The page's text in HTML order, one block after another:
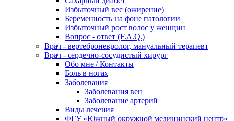
Избыточный вес (ожирение)
Беременность на фоне патологии
Избыточный рост волос у женщин
Вопрос - ответ (F.A.Q.)
Врач - вертеброневролог, мануальный терапевт
Врач - сердечно-сосудистый хирург
Обо мне / Контакты
Боль в ногах
Заболевания
Заболевания вен
Заболевание артерий
Виды лечения
ФГУ «Южный окружной медицинский центр»